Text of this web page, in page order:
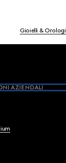
Gioielli & Orologi
AZIENDALI